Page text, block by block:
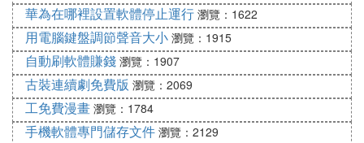
華為在哪裡設置軟體停止運行 瀏覽：1622
用電腦鍵盤調節聲音大小 瀏覽：1915
自動刷軟體賺錢 瀏覽：1907
古裝連續劇免費版 瀏覽：2069
工免費漫畫 瀏覽：1784
手機軟體專門儲存文件 瀏覽：2129